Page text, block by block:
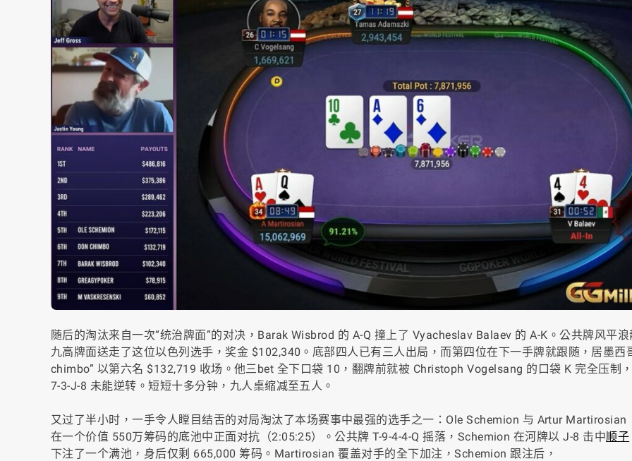
随后的淘汰来自一次“统治牌面”的对决，Barak Wisbrod 的 A-Q 撞上了 Vyacheslav Balaev 的 A-K。公共牌风平
九高牌面送走了这位以色列选手，奖金 $102,340。底部四人已有三人出局，而第四位在下一手牌就跟随，居墨西
chimbo” 以第六名 $132,719 收场。他三bet 全下口袋 10，翻牌前就被 Christoph Vogelsang 的口袋 K 完全压制
7-3-J-8 未能逆转。短短十多分钟，九人桌缩减至五人。
又过了半小时，一手令人瞠目结舌的对局淘汰了本场赛事中最强的选手之一：Ole Schemion 与 Artur Martirosian
在一个价值 550万筹码的底池中正面对抗（2:05:25）。公共牌 T-9-4-4-Q 摇落，Schemion 在河牌以 J-8 击中顺子
下注了一个满池，身后仅剩 665,000 筹码。Martirosian 覆盖对手的全下加注，Schemion 跟注后，